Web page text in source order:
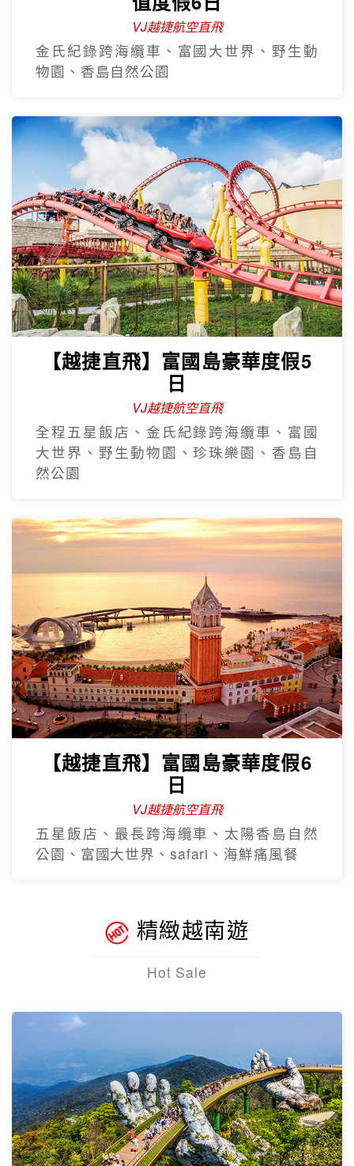
VJ越捷航空直飛
金氏紀錄跨海纜車、富國大世界、野生動
物園、香島自然公園
【越捷直飛】富國島豪華度假5
日
VJ越捷航空直飛
全程五星飯店、金氏紀錄跨海纜車、富國
大世界、野生動物園、珍珠樂園、香島自
然公園
【越捷直飛】富國島豪華度假6
日
VJ越捷航空直飛
五星飯店、最長跨海纜車、太陽香島自然
公園、富國大世界、safari、海鮮痛風餐
精緻越南遊
Hot Sale